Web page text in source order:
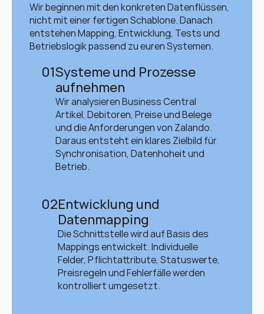
Wir beginnen mit den konkreten Datenflüssen,
nicht mit einer fertigen Schablone. Danach
entstehen Mapping, Entwicklung, Tests und
Betriebslogik passend zu euren Systemen.
01Systeme und Prozesse
aufnehmen
Wir analysieren Business Central
Artikel, Debitoren, Preise und Belege
und die Anforderungen von Zalando.
Daraus entsteht ein klares Zielbild für
Synchronisation, Datenhoheit und
Betrieb.
02Entwicklung und
Datenmapping
Die Schnittstelle wird auf Basis des
Mappings entwickelt. Individuelle
Felder, Pflichtattribute, Statuswerte,
Preisregeln und Fehlerfälle werden
kontrolliert umgesetzt.